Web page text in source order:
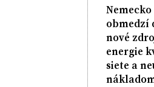
obmedzí
nové
energie
siete a